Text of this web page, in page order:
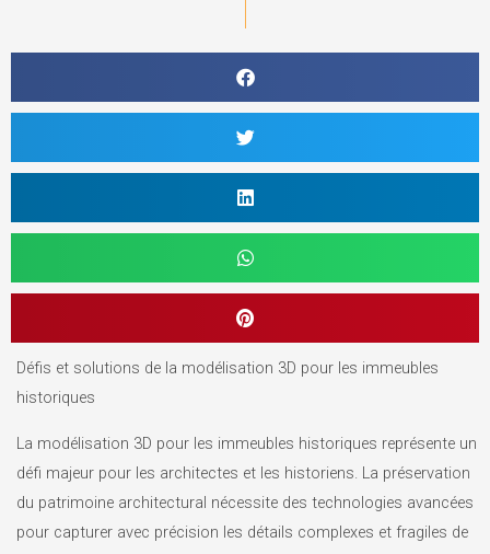
Défis et solutions de la modélisation 3D pour les immeubles
historiques
La modélisation 3D pour les immeubles historiques représente un
défi majeur pour les architectes et les historiens. La préservation
du patrimoine architectural nécessite des technologies avancées
pour capturer avec précision les détails complexes et fragiles de